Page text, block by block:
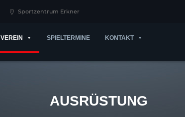
Sportzentrum Erkner
VEREIN SPIELTERMINE KONTAKT
AUSRÜSTUNG